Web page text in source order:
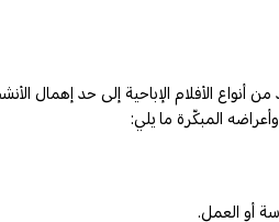
الأفلام الإباحية إلى حد إهمال
المبكّرة ما يلي:
أو العمل.